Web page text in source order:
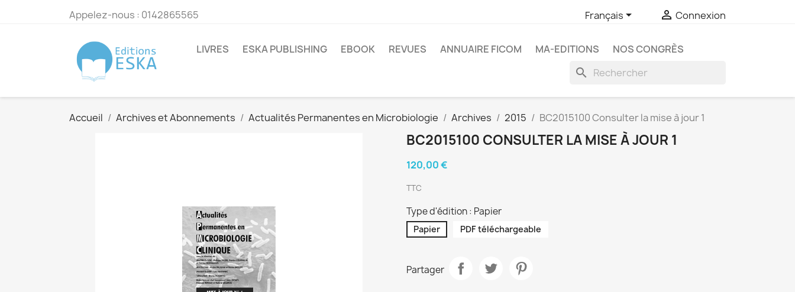
Appelez-nous : 0142865565 Français  Connexion
LIVRES ESKA PUBLISHING EBOOK REVUES ANNUAIRE FICOM MA-EDITIONS NOS CONGRÈS
search
Accueil Archives et Abonnements Actualités Permanentes en Microbiologie Archives 2015 BC2015100 Consulter la mise à jour 1
BC2015100 CONSULTER LA MISE À JOUR 1
120,00 €
TTC
Type d'édition : Papier
Papier PDF téléchargeable
Partager